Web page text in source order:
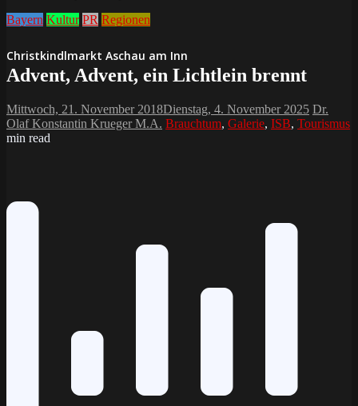
Bayern Kultur PR Regionen
Christkindlmarkt Aschau am Inn
Advent, Advent, ein Lichtlein brennt
Mittwoch, 21. November 2018Dienstag, 4. November 2025 Dr.
Olaf Konstantin Krueger M.A. Brauchtum, Galerie, ISB, Tourismus
min read